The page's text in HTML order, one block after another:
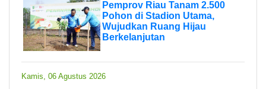
Pemprov Riau Tanam 2.500
Pohon di Stadion Utama,
Wujudkan Ruang Hijau
Berkelanjutan
Kamis, 06 Agustus 2026